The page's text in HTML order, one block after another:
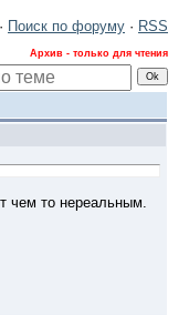
Поиск по форуму · RSS
Архив - только для чтения
чем то нереальным.